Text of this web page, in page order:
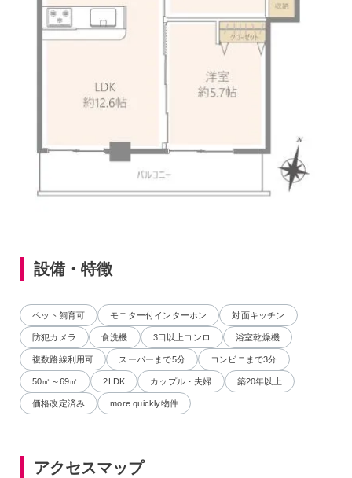
設備・特徴
ペット飼育可 モニター付インターホン 対面キッチン
防犯カメラ 食洗機 3口以上コンロ 浴室乾燥機
複数路線利用可 スーパーまで5分 コンビニまで3分
50㎡～69㎡ 2LDK カップル・夫婦 築20年以上
価格改定済み more quickly物件
アクセスマップ